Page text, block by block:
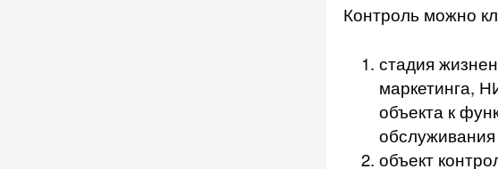
Контроль можно
стадия
маркетинга,
объекта к
объект